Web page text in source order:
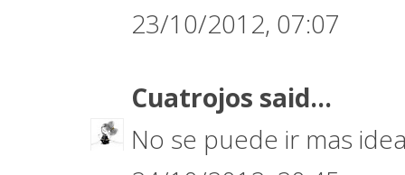
23/10/2012, 07:07
Cuatrojos said...
No se puede ir mas